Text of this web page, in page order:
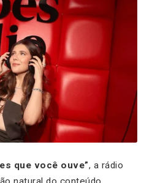
que você ouve”, a rádio